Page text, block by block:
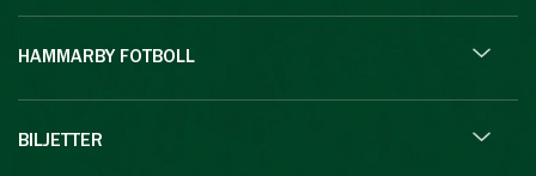
HAMMARBY FOTBOLL
BILJETTER